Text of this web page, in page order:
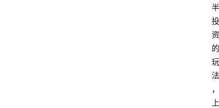
半
投
资
的
玩
法
，
上